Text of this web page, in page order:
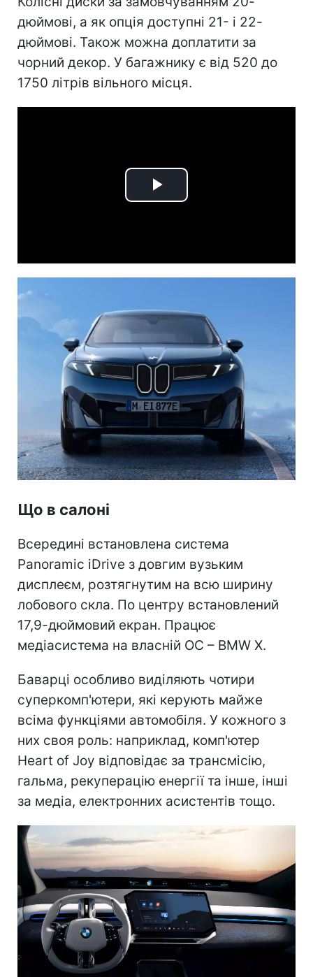
дюймові, а як опція доступні 21- і 22-
дюймові. Також можна доплатити за
чорний декор. У багажнику є від 520 до
1750 літрів вільного місця.
Play
Що в салоні
Всередині встановлена система
Panoramic iDrive з довгим вузьким
дисплеєм, розтягнутим на всю ширину
лобового скла. По центру встановлений
17,9-дюймовий екран. Працює
медіасистема на власній ОС – BMW X.
Баварці особливо виділяють чотири
суперкомп'ютери, які керують майже
всіма функціями автомобіля. У кожного з
них своя роль: наприклад, комп'ютер
Heart of Joy відповідає за трансмісію,
гальма, рекуперацію енергії та інше, інші
за медіа, електронних асистентів тощо.